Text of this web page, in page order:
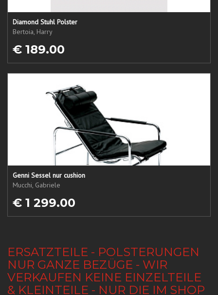
Diamond Stuhl Polster
Bertoia, Harry
€ 189.00
Genni Sessel nur cushion
Mucchi, Gabriele
€ 1 299.00
ERSATZTEILE - POLSTERUNGEN
NUR GANZE BEZÜGE - WIR
VERKAUFEN KEINE EINZELTEILE
& KLEINTEILE - NUR DIE IM SHOP